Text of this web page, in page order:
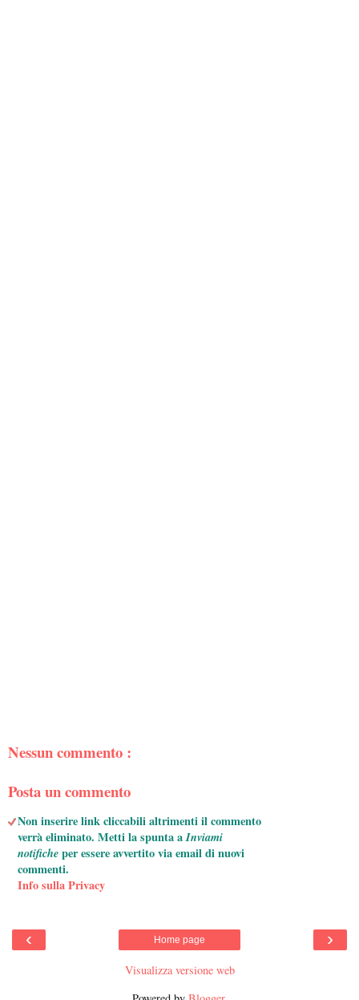
Nessun commento :
Posta un commento
Non inserire link cliccabili altrimenti il commento
verrà eliminato. Metti la spunta aInviami
notificheper essere avvertito via email di nuovi
commenti.
Info sulla Privacy
‹ ›
Home page
Visualizza versione web